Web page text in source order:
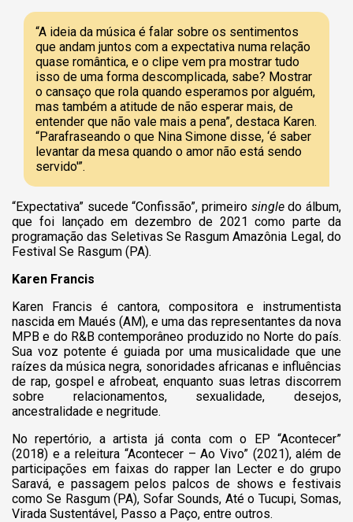
“A ideia da música é falar sobre os sentimentos
que andam juntos com a expectativa numa relação
quase romântica, e o clipe vem pra mostrar tudo
isso de uma forma descomplicada, sabe? Mostrar
o cansaço que rola quando esperamos por alguém,
mas também a atitude de não esperar mais, de
entender que não vale mais a pena”, destaca Karen.
“Parafraseando o que Nina Simone disse, ‘é saber
levantar da mesa quando o amor não está sendo
servido'”.
“Expectativa” sucede “Confissão”, primeiro singledo álbum,
que foi lançado em dezembro de 2021 como parte da
programação das Seletivas Se Rasgum Amazônia Legal, do
Festival Se Rasgum (PA).
Karen Francis
Karen Francis
é cantora, compositora e instrumentista
nascida em Maués (AM), e uma das representantes da nova
MPB e do R&B contemporâneo produzido no Norte do país.
Sua voz potente é guiada por uma musicalidade que une
raízes da música negra, sonoridades africanas e influências
de rap, gospel e afrobeat, enquanto suas letras discorrem
sobre relacionamentos, sexualidade, desejos,
ancestralidade e negritude.
No repertório, a artista já conta com o EP “Acontecer”
(2018) e a releitura “Acontecer – Ao Vivo” (2021), além de
participações em faixas do rapper Ian Lecter e do grupo
Saravá, e passagem pelos palcos de shows e festivais
como Se Rasgum (PA), Sofar Sounds, Até o Tucupi, Somas,
Virada Sustentável, Passo a Paço, entre outros.